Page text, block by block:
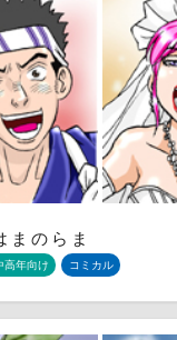
まのらま
高年向け コミカル